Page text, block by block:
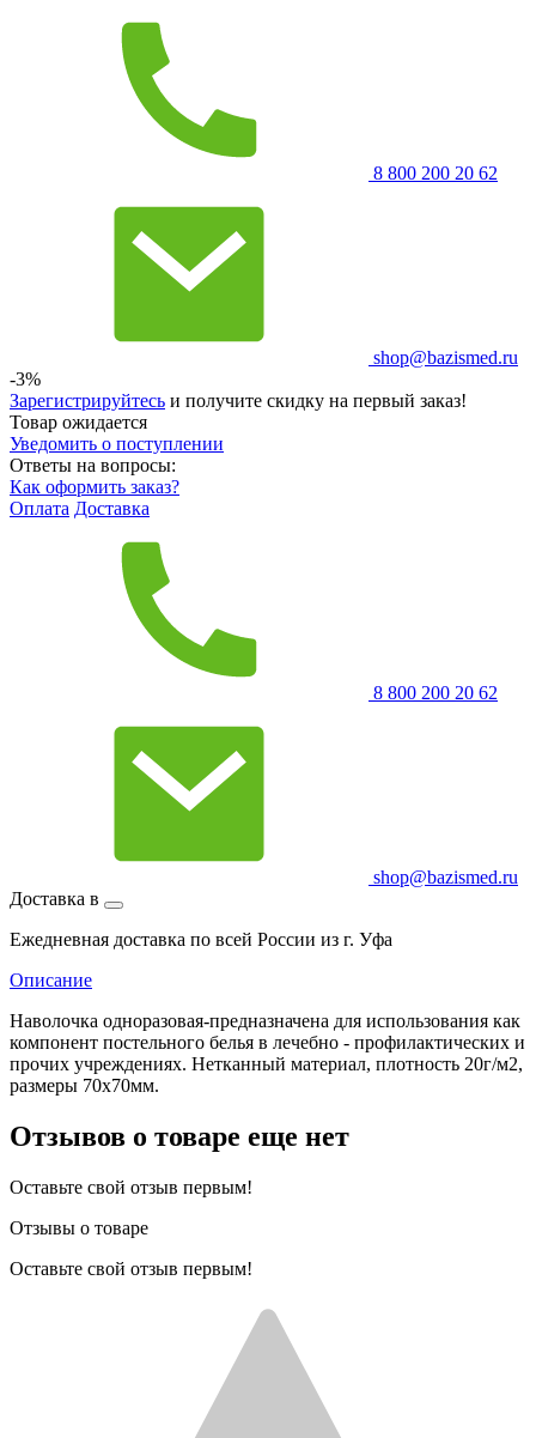
8 800 200 20 62
shop@bazismed.ru
-3%
Зарегистрируйтесь и получите скидку на первый заказ!
Товар ожидается
Уведомить о поступлении
Ответы на вопросы:
Как оформить заказ?
Оплата Доставка
8 800 200 20 62
shop@bazismed.ru
Доставка в
Ежедневная доставка по всей России из г. Уфа
Описание
Наволочка одноразовая-предназначена для использования как
компонент постельного белья в лечебно - профилактических и
прочих учреждениях. Нетканный материал, плотность 20г/м2,
размеры 70х70мм.
Отзывов о товаре еще нет
Оставьте свой отзыв первым!
Отзывы о товаре
Оставьте свой отзыв первым!